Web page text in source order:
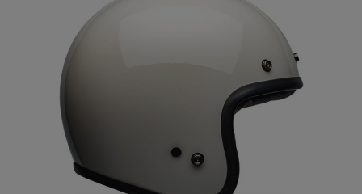
Motocross
Ersatzteile
Alle Artikel anzeigen
Road & Gravel
Urban
Alle Artikel anzeigen